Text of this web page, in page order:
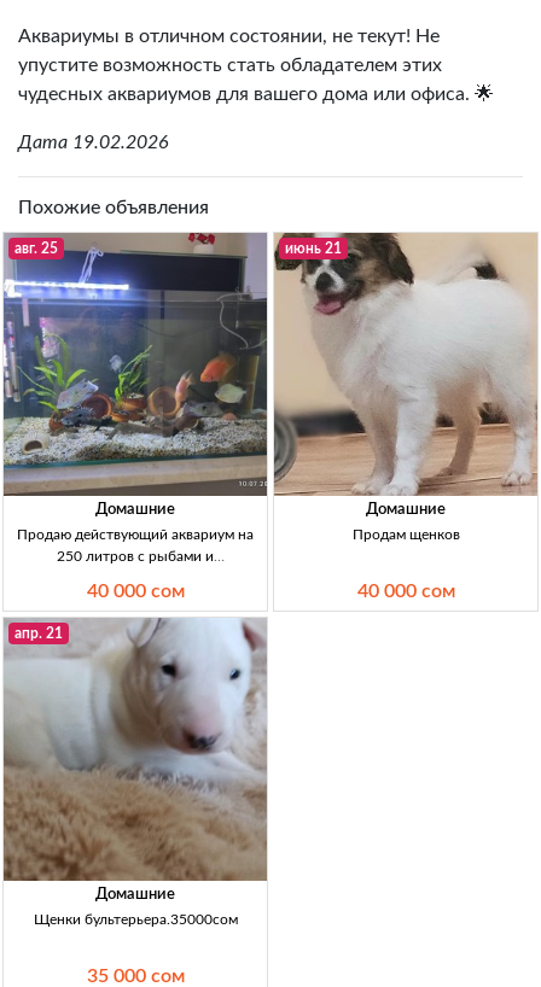
Аквариумы в отличном состоянии, не текут! Не
упустите возможность стать обладателем этих
чудесных аквариумов для вашего дома или офиса. 🌟
Дата 19.02.2026
Похожие объявления
авг. 25
Домашние
Продаю действующий аквариум на
250 литров с рыбами и
Продаю аквариум 250л с рыбами и
оборудованием, в отличном
состоянии, 40 000 сом.
40 000 сом
июнь 21
Домашние
Продам щенков
40 000 сом
апр. 21
Домашние
Щенки бультерьера.35000сом
35 000 сом